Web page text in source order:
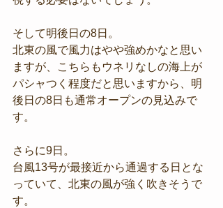
そして明後日の8日。
北東の風で風力はやや強めかなと思い
ますが、こちらもウネリなしの海上が
パシャつく程度だと思いますから、明
後日の8日も通常オープンの見込みで
す。
さらに9日。
台風13号が最接近から通過する日とな
っていて、北東の風が強く吹きそうで
す。